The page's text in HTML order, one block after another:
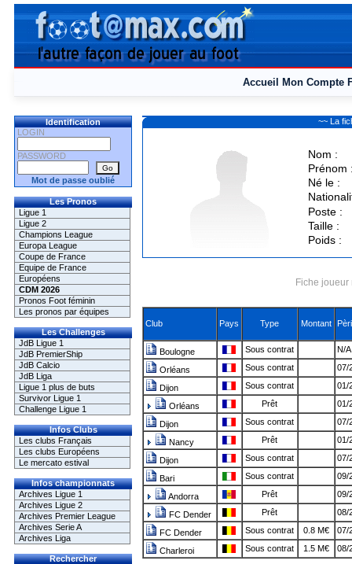
Accueil Mon Compte
Identification
LOGIN
PASSWORD
Mot de passe oublié
Les Pronos
Ligue 1
Ligue 2
Champions League
Europa League
Coupe de France
Equipe de France
Européens
CDM 2026
Pronos Foot féminin
Les pronos par équipes
Les Challenges
JdB Ligue 1
JdB PremierShip
JdB Calcio
JdB Liga
Ligue 1 plus de buts
Survivor Ligue 1
Challenge Ligue 1
Infos Clubs
Les clubs Français
Les clubs Européens
Le mercato estival
Infos championnats
Archives Ligue 1
Archives Ligue 2
Archives Premier League
Archives Serie A
Archives Liga
Rechercher
~~ La
Nom :
Prénom
Né le :
Poste :
Taille :
Poids :
Fiche
Club Pays Type Montant
Boulogne Sous contrat N/
Orléans Sous contrat 07/
Dijon Sous contrat 01/
Orléans Prêt 01/
Dijon Sous contrat 07/
Nancy Prêt 01/
Dijon Sous contrat 07/
Bari Sous contrat 09/
Andorra Prêt 09/
FC Dender Prêt 08/
FC Dender Sous contrat 0.8 M€ 07/
Charleroi Sous contrat 1.5 M€ 08/